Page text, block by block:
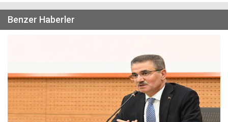
Benzer Haberler